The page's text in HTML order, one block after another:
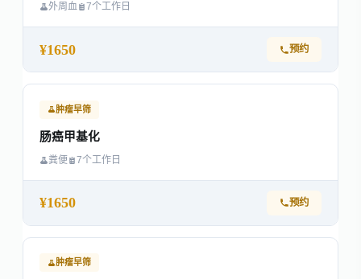
外周血 7个工作日
¥1650 预约
肿瘤早筛
肠癌甲基化
粪便 7个工作日
¥1650 预约
肿瘤早筛